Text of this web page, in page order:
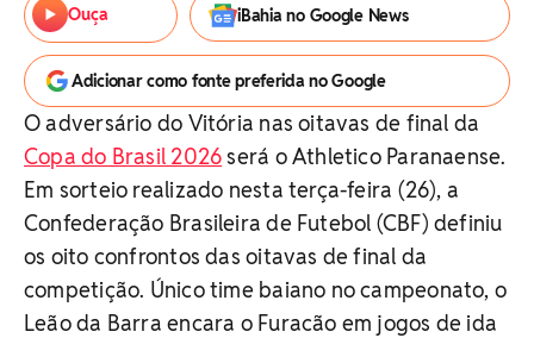
Ouça iBahia no Google News
Adicionar como fonte preferida no Google
O adversário do Vitória nas oitavas de final da
Copa do Brasil 2026será o Athletico Paranaense.
Em sorteio realizado nesta terça-feira (26), a
Confederação Brasileira de Futebol (CBF) definiu
os oito confrontos das oitavas de final da
competição. Único time baiano no campeonato, o
Leão da Barra encara o Furacão em jogos de ida